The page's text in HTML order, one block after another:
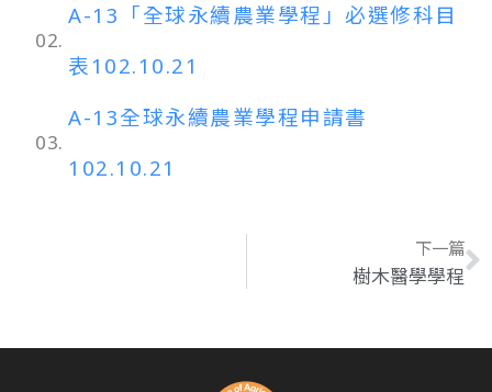
02.
A-13「全球永續農業學程」必選修科目
表102.10.21
03.
A-13全球永續農業學程申請書
102.10.21
下一篇
樹木醫學學程